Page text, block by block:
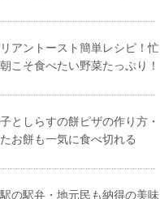
アントースト簡単レシピ！忙
こそ食べたい野菜たっぷり！
としらすの餅ピザの作り方・
お餅も一気に食べ切れる
の駅弁・地元民も納得の美味